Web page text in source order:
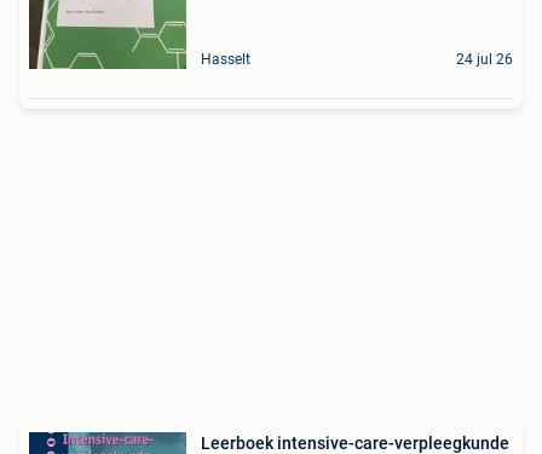
Hasselt 24 jul 26
Leerboek intensive-care-verpleegkunde